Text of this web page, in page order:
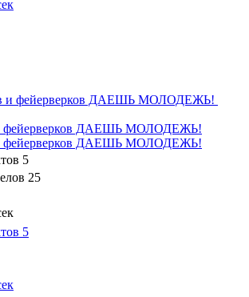
и фейерверков ДАЕШЬ МОЛОДЕЖЬ!
и фейерверков ДАЕШЬ МОЛОДЕЖЬ!
5
25
5